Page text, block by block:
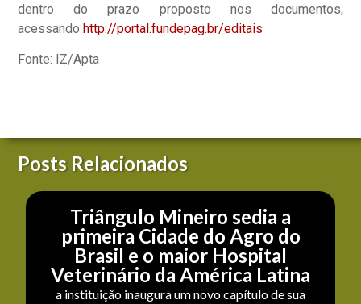
dentro do prazo proposto nos documentos,
acessandohttp://portal.fundepag.br/editais
Fonte: IZ/Apta
Posts Relacionados
Triângulo Mineiro sedia a
primeira Cidade do Agro do
Brasil e o maior Hospital
Veterinário da América Latina
a instituição inaugura um novo capítulo de sua